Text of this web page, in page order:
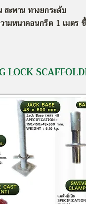
LOCK
สะพาน ทางยกระดับ
ามหนาคอนกรีต 1 เมตร